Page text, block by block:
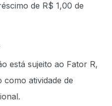
de R$ 1,00 de
está sujeito ao Fator R,
atividade de